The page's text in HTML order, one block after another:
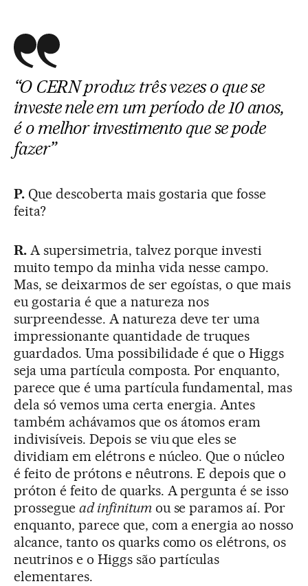
“O CERN produz três vezes o que se
investe nele em um período de 10 anos,
é o melhor investimento que se pode
fazer”
P.Que descoberta mais gostaria que fosse
feita?
R.A supersimetria, talvez porque investi
muito tempo da minha vida nesse campo.
Mas, se deixarmos de ser egoístas, o que mais
eu gostaria é que a natureza nos
surpreendesse. A natureza deve ter uma
impressionante quantidade de truques
guardados. Uma possibilidade é que o Higgs
seja uma partícula composta. Por enquanto,
parece que é uma partícula fundamental, mas
dela só vemos uma certa energia. Antes
também achávamos que os átomos eram
indivisíveis. Depois se viu que eles se
dividiam em elétrons e núcleo. Que o núcleo
é feito de prótons e nêutrons. E depois que o
próton é feito de quarks. A pergunta é se isso
prossegue ad infinitumou se paramos aí. Por
enquanto, parece que, com a energia ao nosso
alcance, tanto os quarks como os elétrons, os
neutrinos e o Higgs são partículas
elementares.